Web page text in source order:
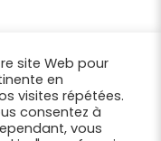
site Web pour
en
visites répétées.
consentez à
vous